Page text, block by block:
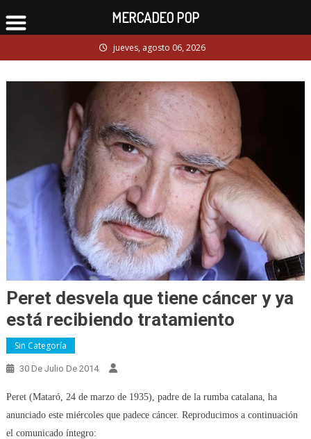
to
jueves, agosto 06, 2026
Peret desvela que tiene cáncer y ya
está recibiendo tratamiento
Sin Categoría
30 De Julio De 2014
Peret (Mataró, 24 de marzo de 1935), padre de la rumba catalana, ha
anunciado este miércoles que padece cáncer. Reproducimos a continuación
el comunicado íntegro:
MERCADEO POP